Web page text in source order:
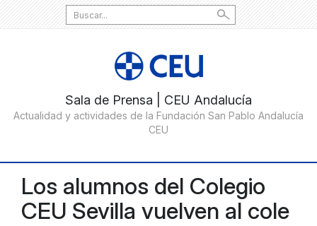
Search
for:
Los alumnos del Colegio
CEU Sevilla vuelven al cole